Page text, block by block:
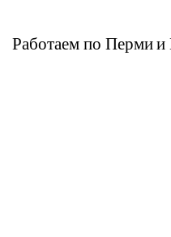
Работаем по Пермии